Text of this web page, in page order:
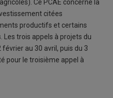
Ce PCAE concerne la
citées
productifs et certains
trois appels à projets du
février au 30 avril, puis du 3
pour le troisième appel à